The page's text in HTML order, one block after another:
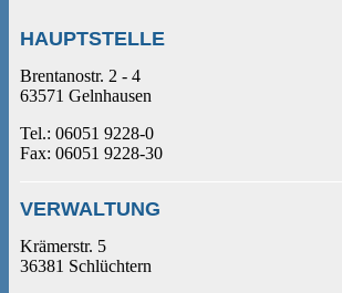
HAUPTSTELLE
Brentanostr. 2 - 4
63571 Gelnhausen
Tel.: 06051 9228-0
Fax: 06051 9228-30
VERWALTUNG
Krämerstr. 5
36381 Schlüchtern